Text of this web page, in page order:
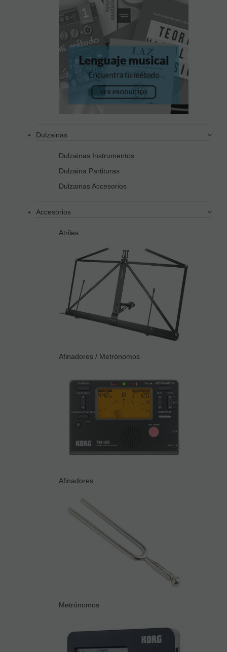
Dulzainas
Dulzainas Instrumentos
Dulzaina Partituras
Dulzainas Accesorios
Accesorios
Atriles
Afinadores / Metrónomos
Afinadores
Metrónomos